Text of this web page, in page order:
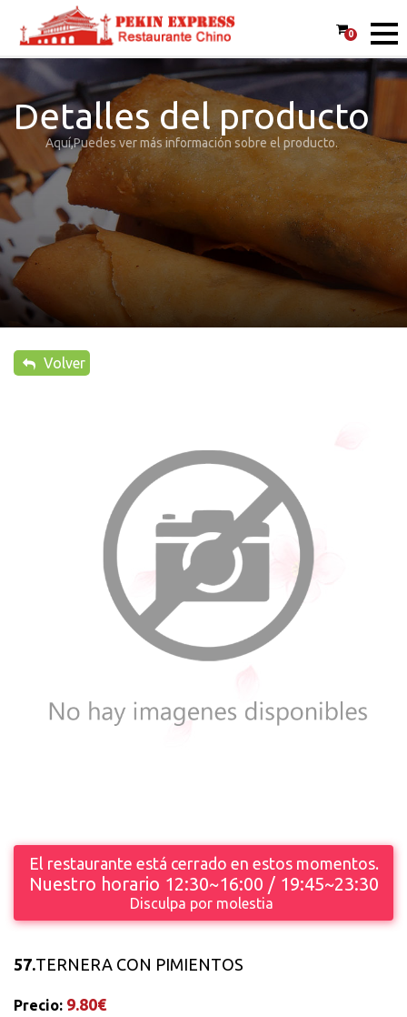
0
Detalles del producto
Aquí,Puedes ver más información sobre el producto.
Volver
El restaurante está cerrado en estos momentos.
Nuestro horario 12:30~16:00 / 19:45~23:30
Disculpa por molestia
57.TERNERA CON PIMIENTOS
Precio: 9.80€